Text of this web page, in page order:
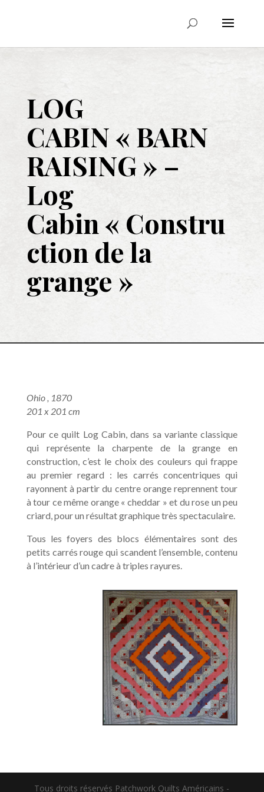
LOG
CABIN « BARN
RAISING » –
Log
Cabin « Constru
ction de la
grange »
Ohio , 1870
201 x 201 cm
Pour ce quilt Log Cabin, dans sa variante classique
qui représente la charpente de la grange en
construction, c’est le choix des couleurs qui frappe
au premier regard : les carrés concentriques qui
rayonnent à partir du centre orange reprennent tour
à tour ce même orange « cheddar » et du rose un peu
criard, pour un résultat graphique très spectaculaire.
Tous les foyers des blocs élémentaires sont des
petits carrés rouge qui scandent l’ensemble, contenu
à l’intérieur d’un cadre à triples rayures.
Tous droits réservés Patchwork Quilts Américains -